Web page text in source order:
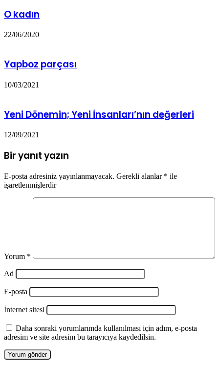
O kadın
22/06/2020
Yapboz parçası
10/03/2021
Yeni Dönemin; Yeni İnsanları’nın değerleri
12/09/2021
Bir yanıt yazın
E-posta adresiniz yayınlanmayacak. Gerekli alanlar * ile
işaretlenmişlerdir
Yorum *
Ad
E-posta
İnternet sitesi
Daha sonraki yorumlarımda kullanılması için adım, e-posta
adresim ve site adresim bu tarayıcıya kaydedilsin.